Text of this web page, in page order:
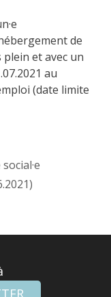
de
plein et avec un
au
(date limite